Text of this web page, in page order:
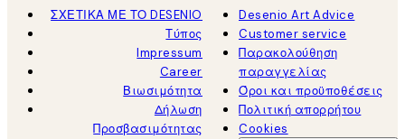
ΣΧΕΤΙΚΑ ΜΕ ΤΟ DESENIO
Τύπος
Impressum
Career
Βιωσιμότητα
Δήλωση
Προσβασιμότητας
Desenio Art Advice
Customer service
Παρακολούθηση
παραγγελίας
Όροι και προϋποθέσεις
Πολιτική απορρήτου
Cookies